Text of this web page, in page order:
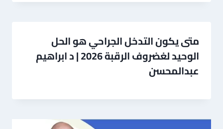
متى يكون التدخل الجراحي هو الحل
الوحيد لغضروف الرقبة 2026 | د ابراهيم
عبدالمحسن